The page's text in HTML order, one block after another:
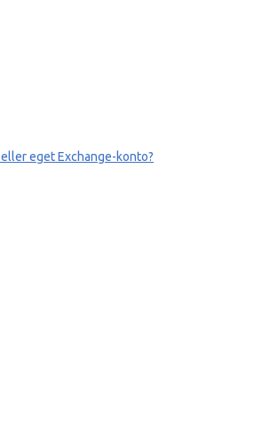
eget Exchange-konto?